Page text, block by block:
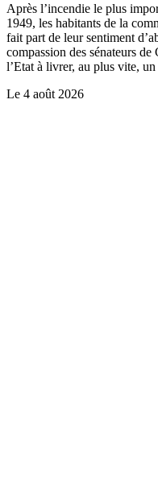
Après l’incendie le plus
1949, les habitants de la
fait part de leur sentiment
compassion des sénateurs
l’Etat à livrer, au plus vite,
Le 4 août 2026